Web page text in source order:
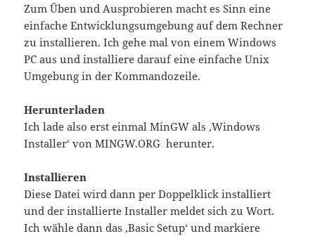
Zum Üben und Ausprobieren macht es Sinn eine
einfache Entwicklungsumgebung auf dem Rechner
zu installieren. Ich gehe mal von einem Windows
PC aus und installiere darauf eine einfache Unix
Umgebung in der Kommandozeile.
Herunterladen
Ich lade also erst einmal MinGW als ‚Windows
Installer‘ von MINGW.ORG herunter.
Installieren
Diese Datei wird dann per Doppelklick installiert
und der installierte Installer meldet sich zu Wort.
Ich wähle dann das ‚Basic Setup‘ und markiere